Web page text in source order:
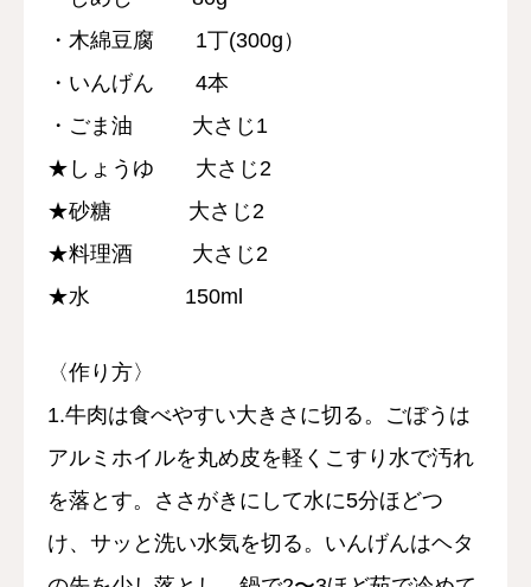
・木綿豆腐 1丁(300g）
・いんげん 4本
・ごま油 大さじ1
★しょうゆ 大さじ2
★砂糖 大さじ2
★料理酒 大さじ2
★水 150ml
〈作り方〉
1.牛肉は食べやすい大きさに切る。ごぼうは
アルミホイルを丸め皮を軽くこすり水で汚れ
を落とす。ささがきにして水に5分ほどつ
け、サッと洗い水気を切る。いんげんはヘタ